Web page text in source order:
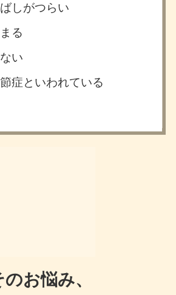
しがつらい
る
い
症といわれている
のお悩み、